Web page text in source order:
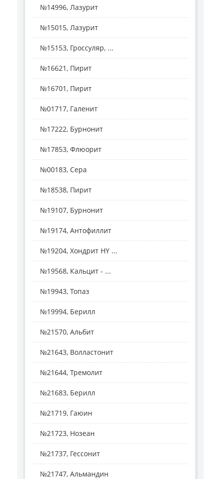
№14996, Лазурит
№15015, Лазурит
№15153, Гроссуляр, ...
№16621, Пирит
№16701, Пирит
№01717, Галенит
№17222, Бурнонит
№17853, Флюорит
№00183, Сера
№18538, Пирит
№19107, Бурнонит
№19174, Антофиллит
№19204, Хондрит HY ...
№19568, Кальцит - ...
№19943, Топаз
№19994, Берилл
№21570, Альбит
№21643, Волластонит
№21644, Тремолит
№21683, Берилл
№21719, Гаюин
№21723, Нозеан
№21737, Гессонит
№21747, Альмандин